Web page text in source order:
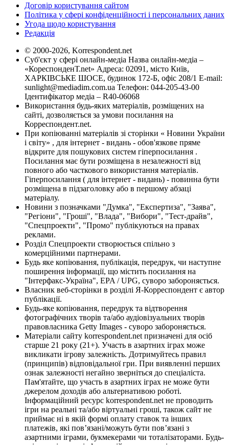
Договір користування сайтом
Політика у сфері конфіденційності і персональних даних
Угода щодо користування
Редакція
© 2000-2026, Korrespondent.net
Суб'єкт у сфері онлайн-медіа Назва онлайн-медіа –
«КореспонденТ.net» Адреса: 02091, місто Київ,
ХАРКІВСЬКЕ ШОСЕ, будинок 172-Б, офіс 208/1 E-mail:
sunlight@mediadim.com.ua Телефон: 044-205-43-00
Ідентифікатор медіа – R40-06068
Використання будь-яких матеріалів, розміщених на
сайті, дозволяється за умови посилання на
Корреспондент.net.
При копіюванні матеріалів зі сторінки « Новини України
і світу» , для інтернет - видань - обов'язкове пряме
відкрите для пошукових систем гіперпосилання .
Посилання має бути розміщена в незалежності від
повного або часткового використання матеріалів.
Гіперпосилання ( для інтернет - видань) - повинна бути
розміщена в підзаголовку або в першому абзаці
матеріалу.
Новини з позначками "Думка", "Експертиза", "Заява",
"Регіони", "Гроші", "Влада", "Вибори", "Тест-драйв",
"Спецпроекти", "Промо" публікуються на правах
реклами.
Розділ Спецпроекти створюється спільно з
комерційними партнерами.
Будь яке копіювання, публікація, передрук, чи наступне
поширення інформації, що містить посилання на
"Інтерфакс-Україна", EPA / UPG, суворо забороняється.
Власник веб-сторінки в розділі Я-Корреспондент є автор
публікації.
Будь-яке копіювання, передрук та відтворення
фотографічних творів та/або аудіовізуальних творів
правовласника Getty Images - суворо забороняється.
Матеріали сайту korrespondent.net призначені для осіб
старше 21 року (21+). Участь в азартних іграх може
викликати ігрову залежність. Дотримуйтесь правил
(принципів) відповідальної гри. При виявленні перших
ознак залежності негайно зверніться до спеціаліста.
Пам'ятайте, що участь в азартних іграх не може бути
джерелом доходів або альтернативою роботі.
Інформаційний ресурс korrespondent.net не проводить
ігри на реальні та/або віртуальні гроші, також сайт не
приймає ні в якій формі оплату ставок та інших
платежів, які пов’язані/можуть бути пов’язані з
азартними іграми, букмекерами чи тоталізаторами. Будь-